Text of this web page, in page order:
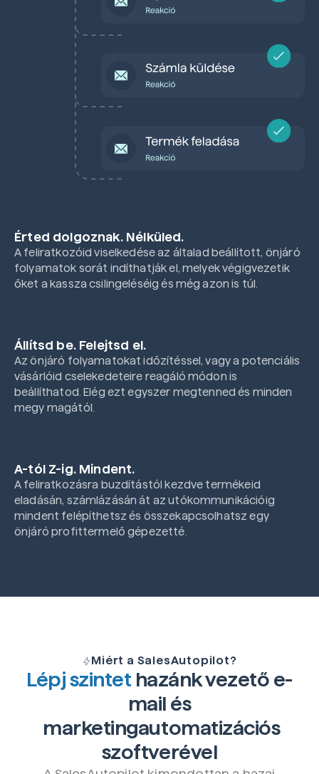
Érted dolgoznak. Nélküled.
A feliratkozóid viselkedése az általad beállított, önjáró
folyamatok sorát indíthatják el, melyek végigvezetik
őket a kassza csilingeléséig és még azon is túl.
Állítsd be. Felejtsd el.
Az önjáró folyamatokat időzítéssel, vagy a potenciális
vásárlóid cselekedeteire reagáló módon is
beállíthatod. Elég ezt egyszer megtenned és minden
megy magától.
A-tól Z-ig. Mindent.
A feliratkozásra buzdítástól kezdve termékeid
eladásán, számlázásán át az utókommunikációig
mindent felépíthetsz és összekapcsolhatsz egy
önjáró profittermelő gépezetté.
Miért a SalesAutopilot?
Lépj szintet hazánk vezető e-
mail és
marketingautomatizációs
szoftverével